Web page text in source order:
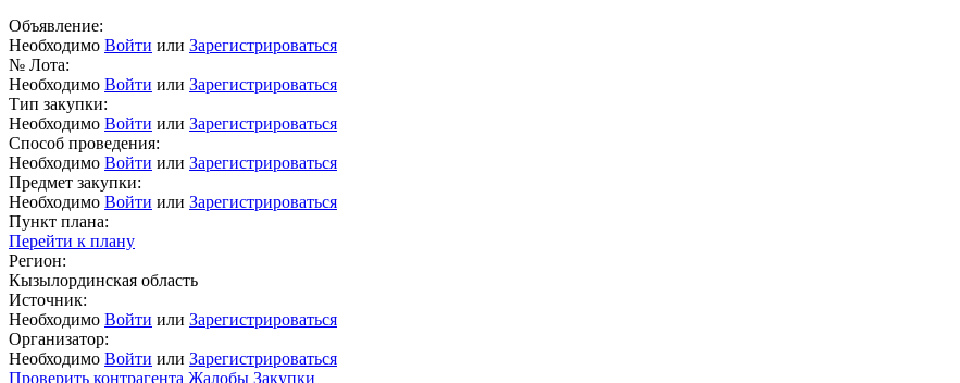
Объявление:
Необходимо Войти или Зарегистрироваться
№ Лота:
Необходимо Войти или Зарегистрироваться
Тип закупки:
Необходимо Войти или Зарегистрироваться
Способ проведения:
Необходимо Войти или Зарегистрироваться
Предмет закупки:
Необходимо Войти или Зарегистрироваться
Пункт плана:
Перейти к плану
Регион:
Кызылординская область
Источник:
Необходимо Войти или Зарегистрироваться
Организатор:
Необходимо Войти или Зарегистрироваться
Проверить контрагента Жалобы Закупки